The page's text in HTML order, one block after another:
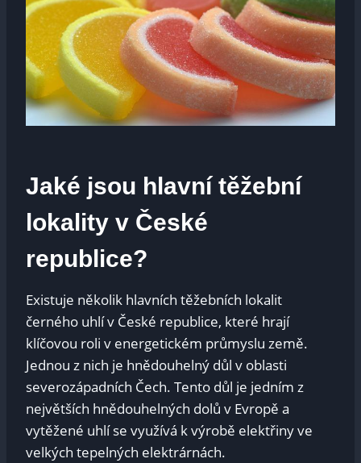
Jaké jsou hlavní těžební
lokality v České
republice?
Existuje několik hlavních těžebních lokalit
černého uhlí v České republice, které hrají
klíčovou roli v energetickém průmyslu země.
Jednou z nich je hnědouhelný důl v oblasti
severozápadních Čech. Tento důl je jedním z
největších hnědouhelných dolů v Evropě a
vytěžené uhlí se využívá k výrobě elektřiny ve
velkých tepelných elektrárnách.